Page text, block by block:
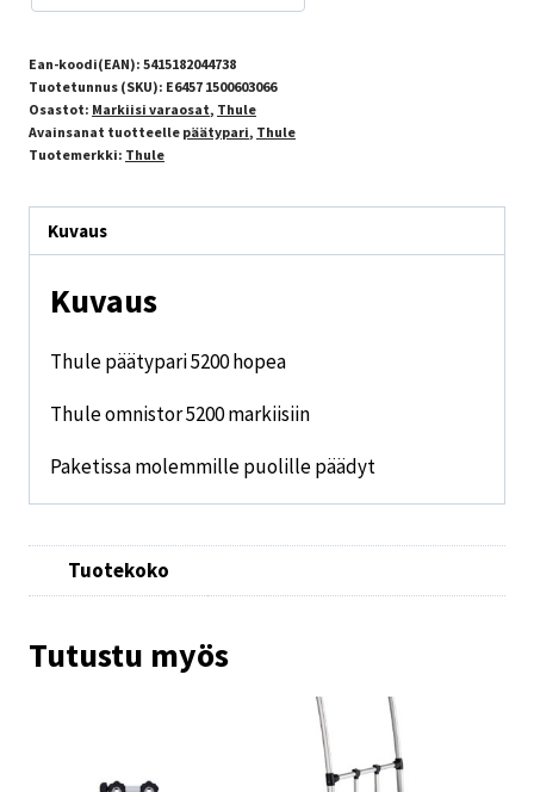
Ean-koodi(EAN): 5415182044738
Tuotetunnus (SKU): E6457 1500603066
Osastot: Markiisi varaosat, Thule
Avainsanat tuotteelle päätypari, Thule
Tuotemerkki: Thule
Kuvaus
Kuvaus
Thule päätypari 5200 hopea
Thule omnistor 5200 markiisiin
Paketissa molemmille puolille päädyt
Tuotekoko
Tutustu myös